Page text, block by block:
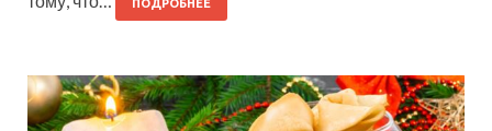
ПОДРОБНЕЕ